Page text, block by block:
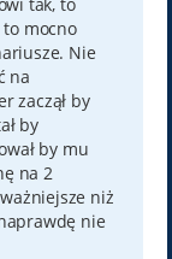
tak, to
mocno
Nie
na
zaczął by
by
by mu
na 2
niż
nie